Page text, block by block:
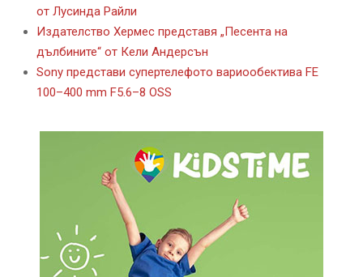
от Лусинда Райли
Издателство Хермес представя „Песента на
дълбините“ от Кели Андерсън
Sony представи супертелефото вариообектива FE
100–400 mm F5.6–8 OSS